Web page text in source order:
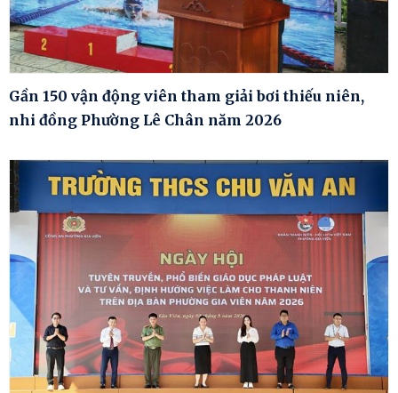
Gần 150 vận động viên tham giải bơi thiếu niên,
nhi đồng Phường Lê Chân năm 2026